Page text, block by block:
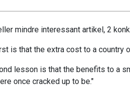
mindre interessant artikel, 2
is that the extra cost to a country
lesson is that the benefits to a
once cracked up to be."